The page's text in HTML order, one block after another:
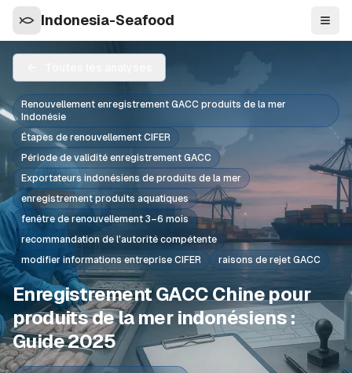
Indonesia-Seafood
Renouvellement enregistrement GACC produits de la mer
Indonésie
Étapes de renouvellement CIFER
Période de validité enregistrement GACC
Exportateurs indonésiens de produits de la mer
enregistrement produits aquatiques
fenêtre de renouvellement 3–6 mois
recommandation de l’autorité compétente
modifier informations entreprise CIFER
raisons de rejet GACC
Enregistrement GACC Chine pour
produits de la mer indonésiens :
Guide 2025